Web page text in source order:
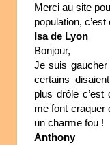
Merci au site
population, c’est
Isa de Lyon
Bonjour,
Je suis
certains
plus drôle
me font craquer
un charme fou !
Anthony